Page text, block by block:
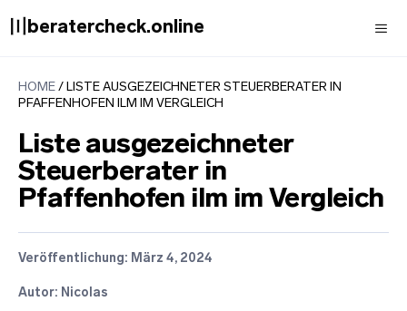
Inhalt〣beratercheck.online
HOME / LISTE AUSGEZEICHNETER STEUERBERATER IN
PFAFFENHOFEN ILM IM VERGLEICH
Liste ausgezeichneter
Steuerberater in
Pfaffenhofen ilm im Vergleich
Veröffentlichung: März 4, 2024
Autor: Nicolas